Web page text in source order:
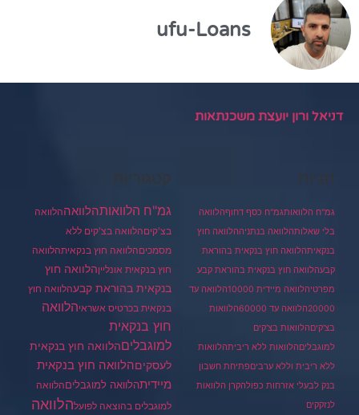
ufu-Loans
דניאל ורון יועצת משכנתאות
תגיות
גמ"ח הלוואותגמ"ח כסף דחוףהלוואה
בלי שאלותהלוואה בנתניההלוואה חוץ
בנקאיתהלוואה חוץ בנקאית בהוראת
קבעהלוואה חוץ בנקאית בהוראת קבע
מפרטיהלוואה מיידית 10000
הלוואה עד
20000הלוואה עד 60000
הלוואות
בצ'קיםהלוואות בצ'קים
למוגבליםהלוואות ללא ריביתהלוואות
ללא ריבית וללא ערביםפתיחת חשבון
בנק לבעלי אזרחות כפולהקרן הלוואות
לנזקקים
קטגוריות
גמ"ח הלוואותהלוואההלוואה
בצ'קיםהלוואה בצ'קים ללא
מסמכיםהלוואה חוץ בנקאיתהלוואה
חוץ בנקאית אונלייןהלוואה חוץ
בנקאית בהוראת קבעהלוואה חוץ
בנקאית בכרטיס אשראיהלוואה
חוץ בנקאית
למוגבליםהלוואה חוץ בנקאית
לעסקיםהלוואה חוץ בנקאית
מיידיתהלוואה למוגבליםהלוואה
למוגבלים בהוצאה לפועלהלוואה